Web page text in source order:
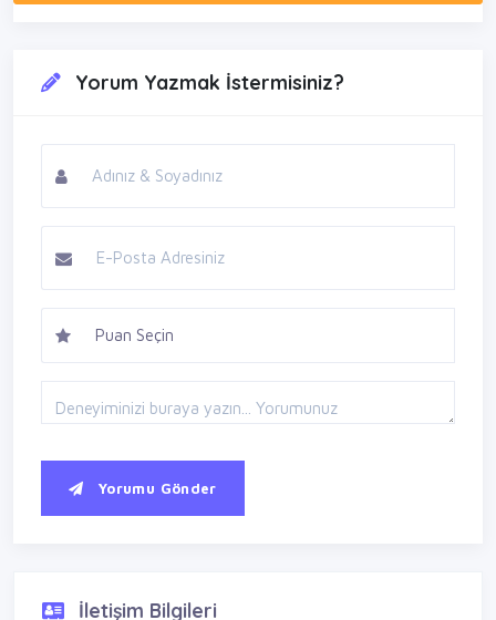
Yorum Yazmak İstermisiniz?
Yorumu Gönder
İletişim Bilgileri